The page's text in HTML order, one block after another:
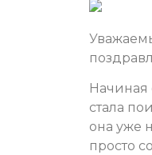
Начиная
стала
она уже
просто